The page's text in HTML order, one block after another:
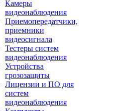
Камеры
видеонаблюдения
Приемопередатчики,
приемники
видеосигнала
Тестеры систем
видеонаблюдения
Устройства
грозозащиты
Лицензии и ПО для
систем
видеонаблюдения